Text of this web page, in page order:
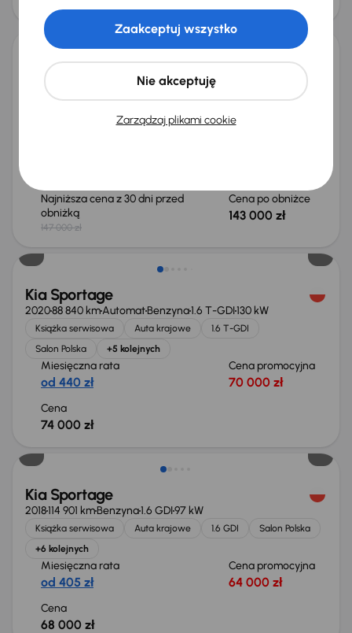
Taniej o 4 000 zł
Kia Sportage 1.6 T-GDI PHEV
2022 Automat Benzyna + Hybryda
1.6 T-GDI PHEV
195 kW4x4
Od pierwszego właściciela
Książka serwisowa
Najniższa cena z 30 dni przed
obniżką
147 000 zł
Cena po obniżce
143 000 zł
Kia Sportage
202088 840 kmAutomatBenzyna1.6 T-GDI130 kW
Książka serwisowa Auta krajowe
1.6 T-GDI
Salon Polska
+5 kolejnych
Miesięczna rata
od 440 zł
Cena promocyjna
70 000 zł
Cena
74 000 zł
Kia Sportage
2018114 901 kmBenzyna1.6 GDI97 kW
Książka serwisowa Auta krajowe 1.6 GDI
Salon Polska
+6 kolejnych
Miesięczna rata
od 405 zł
Cena promocyjna
64 000 zł
Cena
68 000 zł
Zarządzaj plikami cookie
Nie akceptuję
Zaakceptuj wszystko